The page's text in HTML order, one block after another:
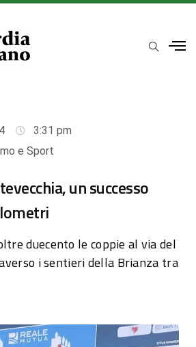
3:31 pm
e Sport
un successo
duecento le coppie al via del
i sentieri della Brianza tra